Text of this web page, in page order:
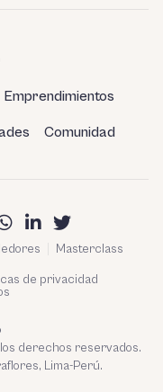
Emprendimientos
Comunidad
Masterclass
de privacidad
derechos reservados.
Lima-Perú.